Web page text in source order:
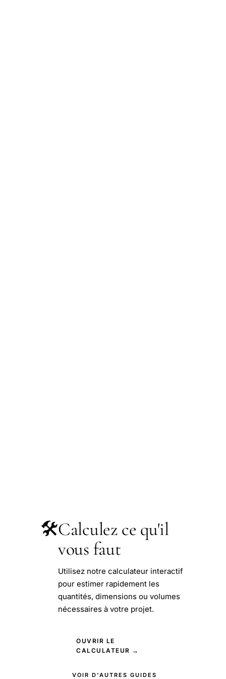
🛠️Calculez ce qu'il
vous faut
Utilisez notre calculateur interactif
pour estimer rapidement les
quantités, dimensions ou volumes
nécessaires à votre projet.
OUVRIR LE
CALCULATEUR →
VOIR D'AUTRES GUIDES